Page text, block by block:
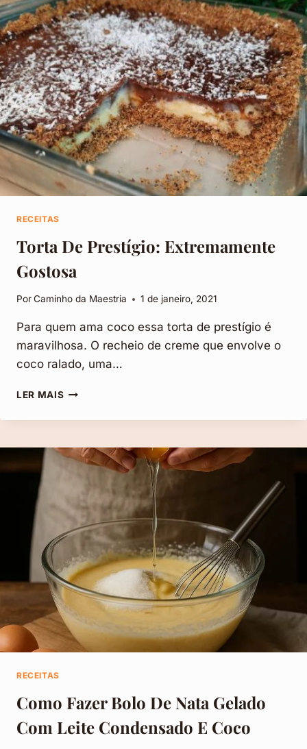
RECEITAS
Torta De Prestígio: Extremamente
Gostosa
PorCaminho da Maestria 1 de janeiro, 2021
Para quem ama coco essa torta de prestígio é
maravilhosa. O recheio de creme que envolve o
coco ralado, uma…
LER MAISTORTA
PRESTÍGIO:
GOSTOSA
RECEITAS
Como Fazer Bolo De Nata Gelado
Com Leite Condensado E Coco